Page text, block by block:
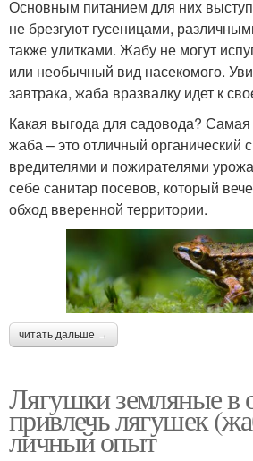
Основным питанием для них
не брезгуют гусеницами,
также улитками. Жабу не могут
или необычный вид насекомого.
завтрака, жаба вразвалку идет к
Какая выгода для садовода?
жаба – это отличный органический
вредителями и пожирателями
себе санитар посевов, который
обход вверенной территории.
читать дальше →
Лягушки земляные в
привлечь лягушек
личный опыт